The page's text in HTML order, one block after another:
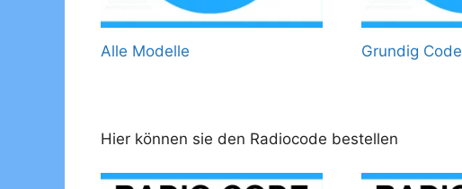
Alle Modelle Grundig Code
Hier können sie den Radiocode bestellen